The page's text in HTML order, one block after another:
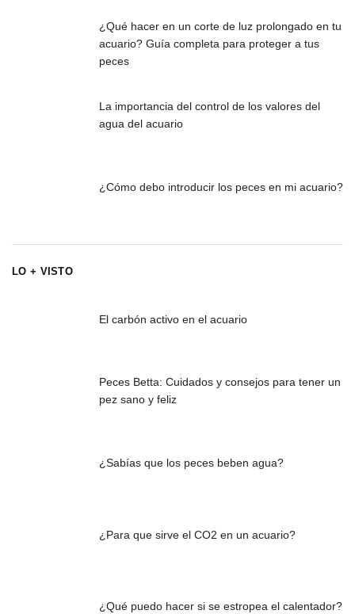
¿Qué hacer en un corte de luz prolongado en tu
acuario? Guía completa para proteger a tus
peces
La importancia del control de los valores del
agua del acuario
¿Cómo debo introducir los peces en mi acuario?
LO + VISTO
El carbón activo en el acuario
Peces Betta: Cuidados y consejos para tener un
pez sano y feliz
¿Sabías que los peces beben agua?
¿Para que sirve el CO2 en un acuario?
¿Qué puedo hacer si se estropea el calentador?